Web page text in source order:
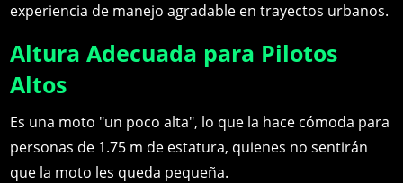
experiencia de manejo agradable en trayectos urbanos.
Altura Adecuada para Pilotos
Altos
Es una moto "un poco alta", lo que la hace cómoda para
personas de 1.75 m de estatura, quienes no sentirán
que la moto les queda pequeña.